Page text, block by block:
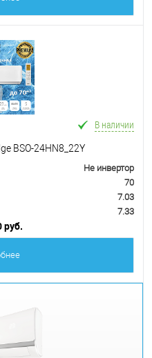
В наличии
BSO-24HN8_22Y
Не инвертор
70
7.03
7.33
руб.